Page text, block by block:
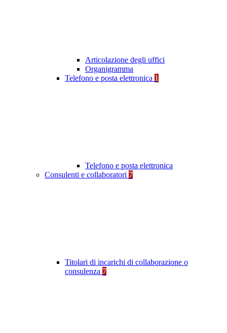
Articolazione degli uffici
Organigramma
Telefono e posta elettronica 1
Telefono e posta elettronica
Consulenti e collaboratori 7
Titolari di incarichi di collaborazione o
consulenza 7